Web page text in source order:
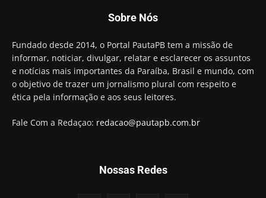
preso e faz vídeo na cadeia
Hugo Motta retira projeto que permitia bancos
"confiscar" dinheiro de clientes
01:49
Descaso da gestão Panta deixa crianças e
professoras 'ilhadas' em creche
00:16
Sobre Nós
Fundado desde 2014, o Portal PautaPB tem a missão de
informar, noticiar, divulgar, relatar e esclarecer os assuntos
e notícias mais importantes da Paraíba, Brasil e mundo, com
o objetivo de trazer um jornalismo plural com respeito e
ética pela informação e aos seus leitores.
Fale Com a Redaçao: redacao@pautapb.com.br
Nossas Redes